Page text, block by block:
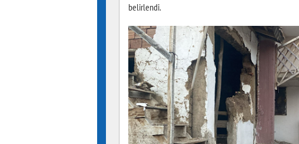
belirlendi.